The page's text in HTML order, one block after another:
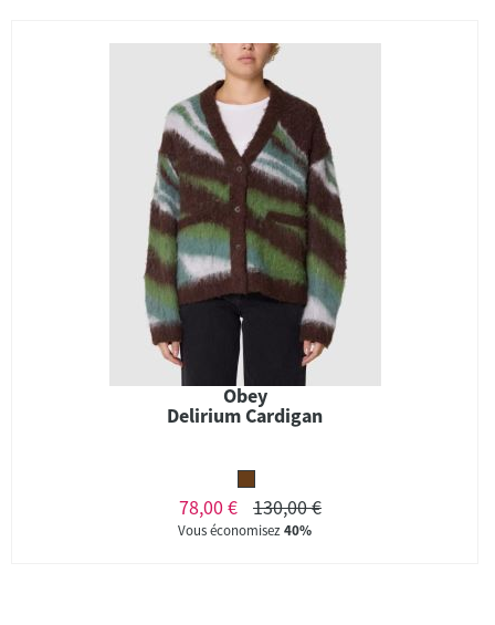
Obey
Delirium Cardigan
78,00 € 130,00 €
Vous économisez40%